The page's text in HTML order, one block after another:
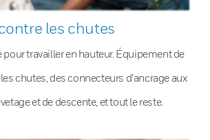
les chutes
pour travailler en hauteur. Équipement de
chutes, des connecteurs d’ancrage aux
et de descente, et tout le reste.